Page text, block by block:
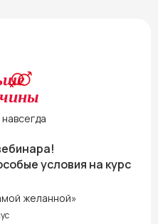
условия на курс
желанной»